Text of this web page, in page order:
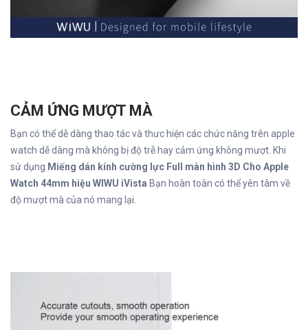
CẢM ỨNG MƯỢT MÀ
Bạn có thể dễ dàng thao tác và thưc hiện các chức năng trên apple
watch dễ dàng mà không bị độ trễ hay cảm ứng không mượt. Khi
sử dụng Miếng dán kính cường lực Full màn hình 3D Cho Apple
Watch 44mm hiệu WIWU iVista Bạn hoàn toàn có thể yên tâm về
độ mượt mà của nó mang lại.